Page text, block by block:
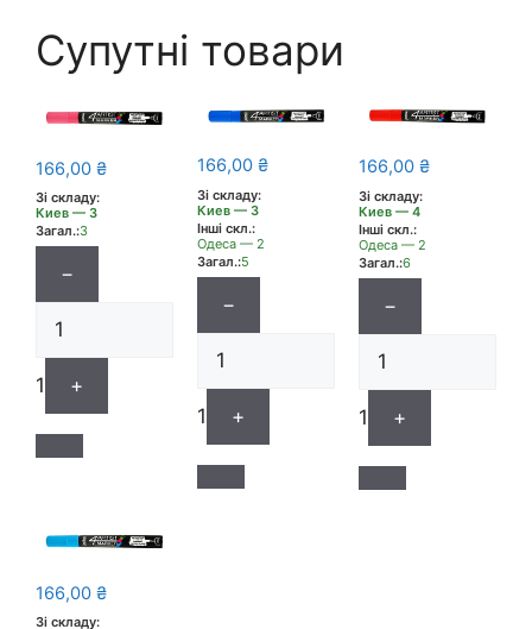
Супутні товари
166,00 ₴
Зі складу:
Киев — 3
Загал.:3
−
1 +
166,00 ₴
Зі складу:
Киев — 3
Інші скл.:
Одеса — 2
Загал.:5
−
1 +
166,00 ₴
Зі складу:
Киев — 4
Інші скл.:
Одеса — 2
Загал.:6
−
1 +
166,00 ₴
Зі складу: